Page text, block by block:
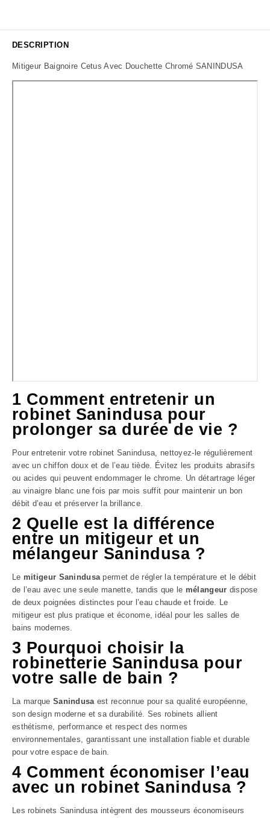
DESCRIPTION
Mitigeur Baignoire Cetus Avec Douchette Chromé SANINDUSA
1 Comment entretenir un
robinet Sanindusa pour
prolonger sa durée de vie ?
Pour entretenir votre robinet Sanindusa, nettoyez-le régulièrement
avec un chiffon doux et de l’eau tiède. Évitez les produits abrasifs
ou acides qui peuvent endommager le chrome. Un détartrage léger
au vinaigre blanc une fois par mois suffit pour maintenir un bon
débit d’eau et préserver la brillance.
2 Quelle est la différence
entre un mitigeur et un
mélangeur Sanindusa ?
Le mitigeur Sanindusapermet de régler la température et le débit
de l’eau avec une seule manette, tandis que le mélangeur dispose
de deux poignées distinctes pour l’eau chaude et froide. Le
mitigeur est plus pratique et économe, idéal pour les salles de
bains modernes.
3 Pourquoi choisir la
robinetterie Sanindusa pour
votre salle de bain ?
La marque Sanindusaest reconnue pour sa qualité européenne,
son design moderne et sa durabilité. Ses robinets allient
esthétisme, performance et respect des normes
environnementales, garantissant une installation fiable et durable
pour votre espace de bain.
4 Comment économiser l’eau
avec un robinet Sanindusa ?
Les robinets Sanindusa intègrent des mousseurs économiseurs